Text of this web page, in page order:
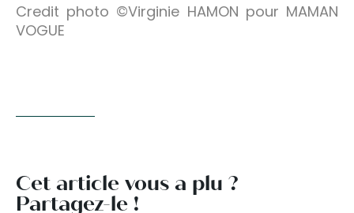
Credit photo ©Virginie HAMON pour MAMAN
VOGUE
Cet article vous a plu ?
Partagez-le !